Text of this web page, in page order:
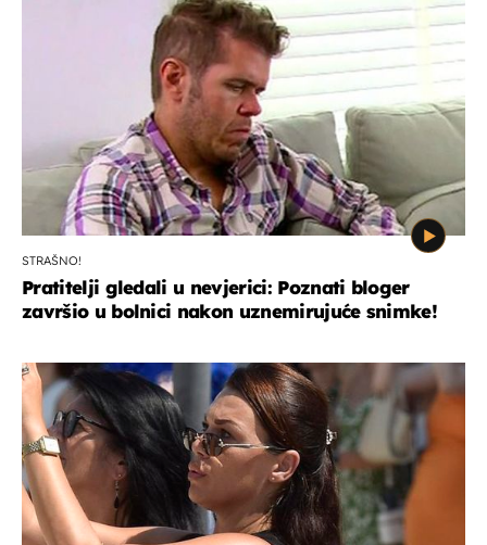
STRAŠNO!
Pratitelji gledali u nevjerici: Poznati bloger
završio u bolnici nakon uznemirujuće snimke!